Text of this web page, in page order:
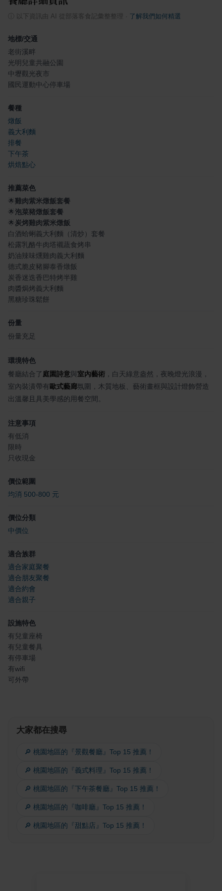
以下資訊由 AI 從部落客食記彙整整理 了解我們如何精選
地標/交通
老街溪畔
光明兒童共融公園
中壢觀光夜市
國民運動中心停車場
餐種
燉飯
義大利麵
排餐
下午茶
烘焙點心
推薦菜色
🌟雞肉紫米燉飯套餐
🌟泡菜豬燉飯套餐
🌟炭烤雞肉紫米燉飯
白酒蛤蜊義大利麵（清炒）套餐
松露乳酪牛肉塔襯蔬食烤串
奶油辣味燻雞肉義大利麵
德式脆皮豬腳泰香燉飯
炭香迷迭香巴特烤半雞
肉醬焗烤義大利麵
黑糖珍珠鬆餅
份量
份量充足
環境特色
餐廳結合了 庭園詩意與室內藝術 ，白天綠意盎然，夜晚燈光浪漫，
室內裝潢帶有 歐式藝廊氛圍，木質地板、藝術畫框與設計燈飾營造
出溫馨且具美學感的用餐空間。
注意事項
有低消
限時
只收現金
價位範圍
均消 500-800 元
價位分類
中價位
適合族群
適合家庭聚餐
適合朋友聚餐
適合約會
適合親子
設施特色
有兒童座椅
有兒童餐具
有停車場
有wifi
可外帶
大家都在搜尋
🔎 桃園地區的『景觀餐廳』Top 15 推薦！
🔎 桃園地區的『義式料理』Top 15 推薦！
🔎 桃園地區的『下午茶餐廳』Top 15 推薦！
🔎 桃園地區的『咖啡廳』Top 15 推薦！
🔎 桃園地區的『甜點店』Top 15 推薦！